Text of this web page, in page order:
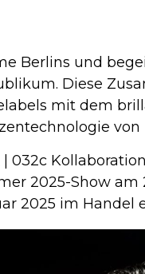
Berlins und
Diese
mit dem
von
032c
2025-Show am
2025 im Handel